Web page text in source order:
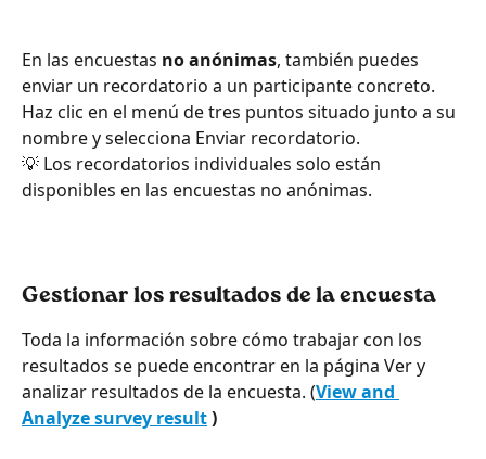
En las encuestas no anónimas, también puedes
enviar un recordatorio a un participante concreto.
Haz clic en el menú de tres puntos situado junto a su
nombre y selecciona Enviar recordatorio.
💡 Los recordatorios individuales solo están
disponibles en las encuestas no anónimas.
Gestionar los resultados de la encuesta
Toda la información sobre cómo trabajar con los
resultados se puede encontrar en la página Ver y
analizar resultados de la encuesta. (View and
Analyze survey result )